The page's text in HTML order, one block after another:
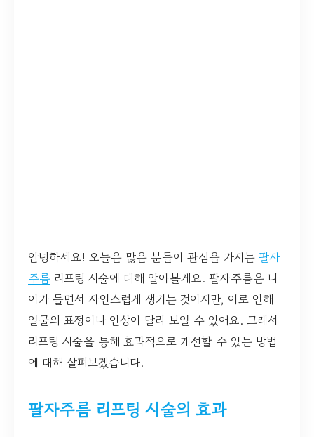
안녕하세요! 오늘은 많은 분들이 관심을 가지는 팔자
주름 리프팅 시술에 대해 알아볼게요. 팔자주름은 나
이가 들면서 자연스럽게 생기는 것이지만, 이로 인해
얼굴의 표정이나 인상이 달라 보일 수 있어요. 그래서
리프팅 시술을 통해 효과적으로 개선할 수 있는 방법
에 대해 살펴보겠습니다.
팔자주름 리프팅 시술의 효과